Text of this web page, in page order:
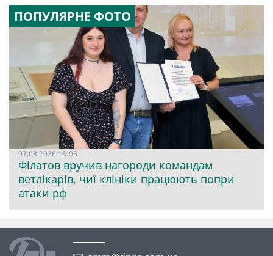
ПОПУЛЯРНЕ ФОТО
07.08.2026 18:03
Філатов вручив нагороди командам
ветлікарів, чиї клініки працюють попри
атаки рф